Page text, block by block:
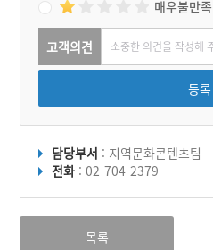
매우불만족
고객의견
등록
담당부서 : 지역문화콘텐츠팀
전화 : 02-704-2379
목록